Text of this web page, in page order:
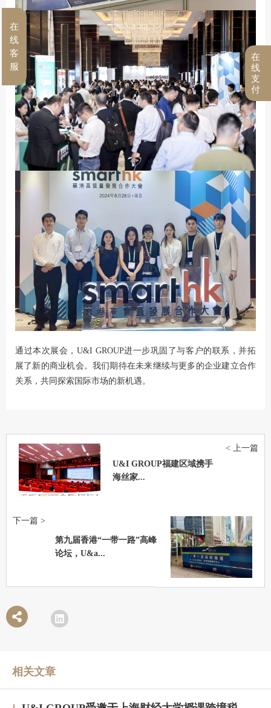
通过本次展会，U&I GROUP进一步巩固了与客户的联系，并拓
展了新的商业机会。我们期待在未来继续与更多的企业建立合作
关系，共同探索国际市场的新机遇。
U&I GROUP福建区域携手
海丝家...
< 上一篇
第九届香港“一带一路”高峰
论坛，U&a...
下一篇 >
相关文章
在
线
客
服
在
线
支
付